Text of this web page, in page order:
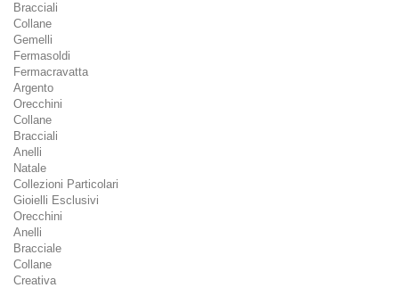
Bracciali
Collane
Gemelli
Fermasoldi
Fermacravatta
Argento
Orecchini
Collane
Bracciali
Anelli
Natale
Collezioni Particolari
Gioielli Esclusivi
Orecchini
Anelli
Bracciale
Collane
Creativa